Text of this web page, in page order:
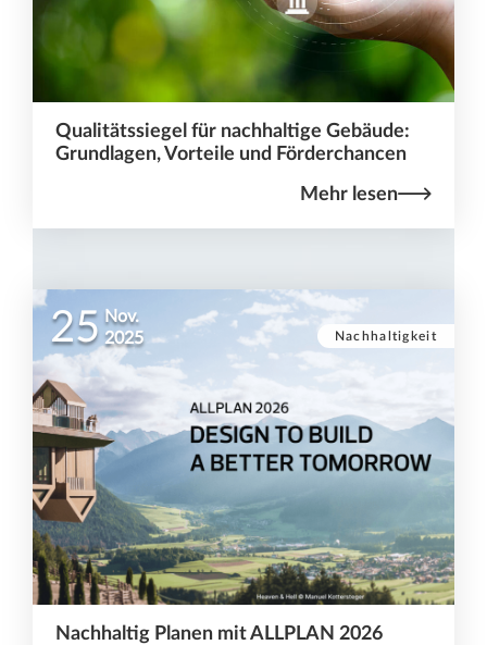
Qualitätssiegel für nachhaltige Gebäude:
Grundlagen, Vorteile und Förderchancen
Mehr lesen
Nachhaltigkeit
25 Nov.
2025
Nachhaltig Planen mit ALLPLAN 2026